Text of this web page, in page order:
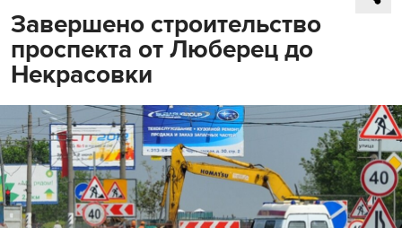
Завершено строительство
проспекта от Люберец до
Некрасовки